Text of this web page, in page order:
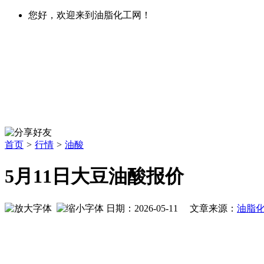
您好，欢迎来到油脂化工网！
首页 > 行情 > 油酸
5月11日大豆油酸报价
日期：2026-05-11 文章来源： 油脂